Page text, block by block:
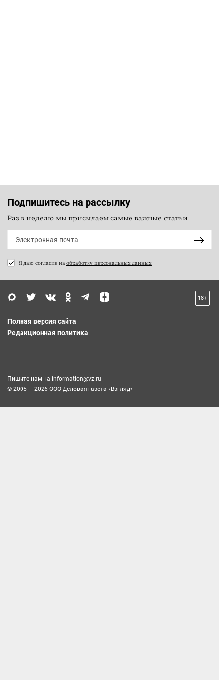
Подпишитесь на рассылку
Раз в неделю мы присылаем самые важные статьи
Я даю согласие на обработку персональных данных
18+
Полная версия сайта
Редакционная политика
Пишите нам на information@vz.ru
© 2005 — 2026 ООО Деловая газета «Взгляд»